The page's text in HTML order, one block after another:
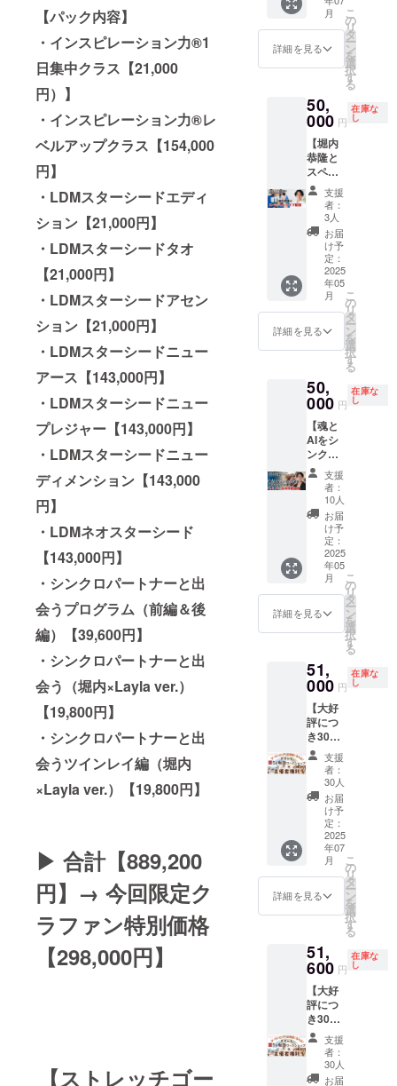
【パック内容】
・インスピレーション力®1
日集中クラス【21,000
円）】
・インスピレーション力®レ
ベルアップクラス【154,000
円】
・LDMスターシードエディ
ション【21,000円】
・LDMスターシードタオ
【21,000円】
・LDMスターシードアセン
ション【21,000円】
・LDMスターシードニュー
アース【143,000円】
・LDMスターシードニュー
プレジャー【143,000円】
・LDMスターシードニュー
ディメンション【143,000
円】
・LDMネオスターシード
【143,000円】
・シンクロパートナーと出
会うプログラム（前編＆後
編）【39,600円】
・シンクロパートナーと出
会う（堀内×Layla ver.）
【19,800円】
・シンクロパートナーと出
会うツインレイ編（堀内
×Layla ver.）【19,800円】
▶︎ 合計【889,200
円】→ 今回限定ク
ラファン特別価格
【298,000円】
【ストレッチゴー
これま
でとは
違う感
覚で、
人生を
めてい
ます。
もう、
迷いに
振り回
される
ことは
ありま
せん。
心の奥
底から
湧き上
がるイ
ンスピ
レー
ション
に従っ
て 一歩
一歩、
持って
進んで
いける
ように
なって
いま
す。 何
を選
び、ど
こへ向
かうか
自分自
身の感
覚と直
感で選
び取れ
る自分
に出
会って
しょ
う。 目
の前に
現れる
チャン
スや人
との出
会いも
自然と
引き寄
せられ
る流れ
が生ま
れてい
ます。
未来は
不確か
あなた
自身の
インス
ピレー
ション
で切り
拓いて
いく。
しなや
かで力
見つ
け、仲
にワー
ク
流を通
じて現
実にし
ていく
ため
の、実
践的か
つ特別
なコ
ミュニ
ティで
す。
【3ヶ月
コー
放して
自由に
ミュニ
ティ 怒
りやネ
ガティ
ブな感
情を手
放し、
穏やか
で自由
な日常
を手に
入れる
ための
コミュ
ニティ
です。
毎日の
生活が
驚くほ
かに変
わりま
す。 ■
リター
ン内容
・堀内
恭隆と
の特別1
泊2日リ
トリー
ト（セ
ブ島）
・個別
ワーク
や対話
セッ
ション
を含む
充実し
グラム
・堀内
恭隆サ
イン入
り書籍5
冊セッ
ト ・
【8ヶ
月】本
当の願
された
存在と
地球と
宇宙を
【143,0
00円】
合計通
常価格
【635,0
00円】
【今回
限定価
格】 ク
ラファ
ン特別
価格
【198,0
00円】
では、
・覚醒
口から
統合
フェー
ズまで
を完全
網羅 ・
次元上
昇後の
地球と
宇宙を
自由に
生きる
意識開
花 ・新
しい女
性性・
男性性
の統合
と創造
醒 ・魂
の次な
る進化
と、高
次の役
割への
目覚め
を、一
気に手
にする
ことが
できま
す。
【な
ぜ、こ
れほど
特別な
の
か？】
13年か
けて開
発し続
けたイ
ンスピ
レー
ション
力は、
延べ
5,000人
【143,0
00円】
スター
シード
ンショ
ン
【143,0
00円】
・LDM
ネオス
ター
シード
【143,0
00円】
・シン
クロ
パート
ナーと
ラム
（前編
編）
【39,60
0円】
・シン
クロ
パート
ナーと
出会う
（堀内
×Laylav
er.）
【19,80
0円】
・シン
クロ
パート
ナーと
出会う
ツイン
（堀内
×Laylav
er.）
【19,80
0円】 ︎
合計通
常価格
【889,2
00円】
【今回
限定価
格】 ︎ク
ラファ
ン特別
価格
【298,0
00円】
【な
ぜ、こ
特別な
の
か？】
・5,000
人以上
が受講
した堀
内のイ
ンスピ
レー
回の支
援者限
別価格
120万円
す。 ■
こんな
方に特
におす
すめ ・
ビジネ
スの成
果や収
益を飛
躍的に
伸ばし
たい経
営者・
個人事
チーム
の人間
コミュ
ニケー
ション
を改善
したい
リー
ダー層
・人生
やビジ
ネスを
根本か
ら変化
させた
い方 ■
リター
ン詳細
・年間
コンサ
ルティ
特別個
別セッ
ション
（月1回
／60
分）
※2025
年5月開
始可能
となり
ます。
・全12
回とな
ります
・2回目
以降の
実施日
は初回
面談時
の上決
定しま
す。 ・
特別エ
ネル
ギー
ワーク
による
パラレ
ルシフ
参加い
ただけ
ます。
作業後
べなが
ら交流
しょ
う。 ■
リター
ン詳細
・日
時：
2025年
4月30日
（水）
13:00～
17:00（
終了
ち上げ
あり）
内を予
定（詳
細は後
日お知
らせし
ます）
・打ち
上げの
終了は
20時ご
ろの予
定です
堀内や
参加者
同士と
を楽し
みなが
い出を
作りま
しょ
う。
楽しく
なりま
す。 感
情に振
で、毎
日を心
地よく
過ごし
ましょ
う。 ・
怒りや
ストレ
スを手
放し
て、本
来の穏
やかな
自分を
取り戻
せる ・
人間関
地よく
過ごせ
になる
・安心
できる
仲間と
共に成
長でき
る 積極
的な参
加も、
見るだ
けの参
加も自
です。
■リター
りを解
放して
自由に
なるコ
ミュニ
ティ
（仮）
Facebo
okグ
ループ
（3ヶ月
間） ・
堀内恭
隆によ
り解
放」
プ ・交
流イベ
ントや
各種企
画を通
じて仲
間とつ
ながる
ことが
ショッ
プ」の
主催者
とな
り、
人生に
感動的
な変化
を届け
ません
か？+書
籍15冊
（先着
30名超
早
割！）
このリ
ターン
は、あ
なたが
ワーク
ショッ
て、自
分の周
囲やコ
ミュニ
ティに
「怒り
の解
放」と
「願い
の実
現」を
もたら
すため
の特別
な権利
です。
主催す
も大き
な成長
げ、
人々に
感謝さ
れる充
実感を
味わえ
ます。
・怒り
や感情
の解放
をサ
ポート
人々の
人生を
・あな
た自身
が感謝
され、
喜ば
れ、人
とのつ
ながり
が深ま
る ・主
月
詳細を見る
こ
の
リ
タ
ー
ン
を
選
択
す
る
50,
000 円
在庫な
し
【堀内
恭隆と
スペ
シャル
ライブ
配信】
SNSラ
イブで
堀内恭
隆と直
接対談
＆交流
＋書籍
10冊 堀
内恭隆
と
okまた
は
Instagr
amでの
ライブ
配信に
出演で
きる特
別なリ
ターン
です。
ライブ
配信で
は、例
えば
「願望
実現の
メント
の具体
的な方
法」
「堀内
自身の
人生経
験や裏
話」な
ど自由
なテー
マで対
談可
能。あ
なた自
身の質
問や悩
ら直接
アドバ
もらえ
るチャ
ンスで
す。 さ
らに、
ライブ
を通じ
支援
者：
3人
お届
け予
定：
2025
年05
月
詳細を見る
こ
の
リ
タ
ー
ン
を
選
択
す
る
50,
000 円
在庫な
し
【魂と
AIをシ
ンクロ
させる
原稿作
りセミ
ナー＆
ワーク
ショッ
プ】あ
なたの
個性が
輝くオ
リジナ
ルコン
テンツ
生み出
す＋書
籍10冊
堀内恭
隆が本
の原
稿、メ
ルマ
ガ、
Instagr
amや
SNS投
稿、さ
らには
セミ
ナーコ
ンテン
使して
行って
いる特
別なノ
ウハウ
を直接
学べる
セミ
ナー＆
ワーク
支援
者：
10人
お届
け予
定：
2025
年05
月
詳細を見る
こ
の
リ
タ
ー
ン
を
選
択
す
る
51,
000 円
在庫な
し
【大好
評につ
き30枠
追
加！】
【主催
者リ
ター
ン】あ
なた自
身が
「全世
界一斉
怒り解
放ワー
ク
プ」の
主催者
とな
り、
人々の
人生に
感動的
な変化
を届け
ません
支援
者：
30人
お届
け予
定：
2025
年07
月
詳細を見る
こ
の
リ
タ
ー
ン
を
選
択
す
る
51,
600 円
在庫な
し
【大好
評につ
き30枠
追
加！】
【主催
者リ
支援
者：
30人
お届